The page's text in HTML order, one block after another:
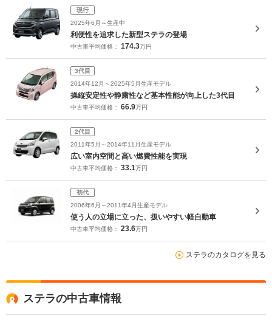
現行
2025年6月～生産中
利便性を追求した新型ステラの登場
中古車平均価格： 174.3万円
3代目
2014年12月～2025年5月生産モデル
操縦安定性や静粛性など基本性能が向上した3代目
中古車平均価格： 66.9万円
2代目
2011年5月～2014年11月生産モデル
広い室内空間と高い燃費性能を実現
中古車平均価格： 33.1万円
初代
2006年6月～2011年4月生産モデル
使う人の立場に立った、扱いやすい軽自動車
中古車平均価格： 23.6万円
ステラのカタログを見る
ステラの中古車情報